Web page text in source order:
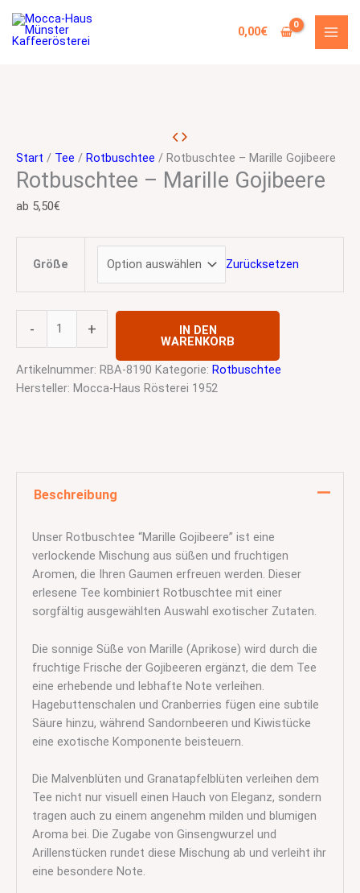
Inhalt
springen
0,00€
Start / Tee / Rotbuschtee / Rotbuschtee – Marille Gojibeere
Rotbuschtee – Marille Gojibeere
ab 5,50€
Größe Zurücksetzen
-
-
Marille
+ IN DEN
WARENKORB
Artikelnummer: RBA-8190 Kategorie: Rotbuschtee
Hersteller: Mocca-Haus Rösterei 1952
Beschreibung
Unser Rotbuschtee “Marille Gojibeere” ist eine
verlockende Mischung aus süßen und fruchtigen
Aromen, die Ihren Gaumen erfreuen werden. Dieser
erlesene Tee kombiniert Rotbuschtee mit einer
sorgfältig ausgewählten Auswahl exotischer Zutaten.
Die sonnige Süße von Marille (Aprikose) wird durch die
fruchtige Frische der Gojibeeren ergänzt, die dem Tee
eine erhebende und lebhafte Note verleihen.
Hagebuttenschalen und Cranberries fügen eine subtile
Säure hinzu, während Sandornbeeren und Kiwistücke
eine exotische Komponente beisteuern.
Die Malvenblüten und Granatapfelblüten verleihen dem
Tee nicht nur visuell einen Hauch von Eleganz, sondern
tragen auch zu einem angenehm milden und blumigen
Aroma bei. Die Zugabe von Ginsengwurzel und
Arillenstücken rundet diese Mischung ab und verleiht ihr
eine besondere Note.
Menu…